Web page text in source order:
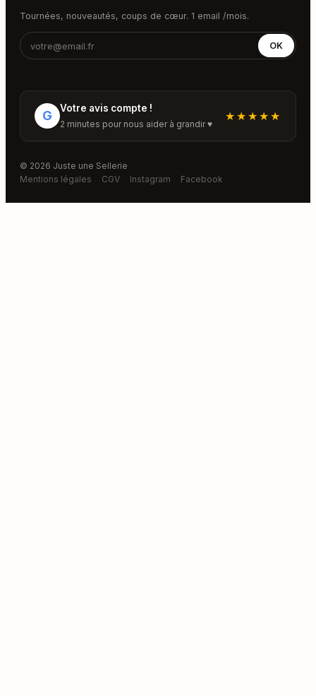
Tournées, nouveautés, coups de cœur. 1 email /mois.
OK
G Votre avis compte !
2 minutes pour nous aider à grandir ♥
★★★★★
© 2026 Juste une Sellerie
Mentions légales
CGV Instagram Facebook